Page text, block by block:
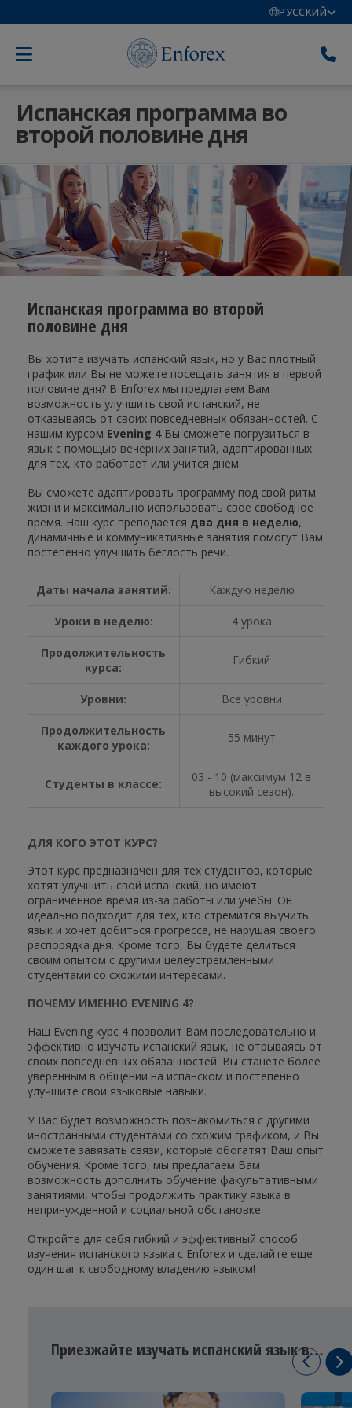
РУССКИЙ
Испанская программа во
второй половине дня
Испанская программа во второй
половине дня
Вы хотите изучать испанский язык, но у Вас плотный
график или Вы не можете посещать занятия в первой
половине дня? В Enforex мы предлагаем Вам
возможность улучшить свой испанский, не
отказываясь от своих повседневных обязанностей. С
нашим курсом Evening 4Вы сможете погрузиться в
язык с помощью вечерних занятий, адаптированных
для тех, кто работает или учится днем.
Вы сможете адаптировать программу под свой ритм
жизни и максимально использовать свое свободное
время. Наш курс преподается два дня в неделю,
динамичные и коммуникативные занятия помогут Вам
постепенно улучшить беглость речи.
Даты начала занятий: Каждую неделю
Уроки в неделю: 4 урока
Продолжительность
курса:
Гибкий
Уровни: Все уровни
Продолжительность
каждого урока:
55 минут
Студенты в классе:
03 - 10 (максимум 12 в
высокий сезон).
ДЛЯ КОГО ЭТОТ КУРС?
Этот курс предназначен для тех студентов, которые
хотят улучшить свой испанский, но имеют
ограниченное время из-за работы или учебы. Он
идеально подходит для тех, кто стремится выучить
язык и хочет добиться прогресса, не нарушая своего
распорядка дня. Кроме того, Вы будете делиться
своим опытом с другими целеустремленными
студентами со схожими интересами.
ПОЧЕМУ ИМЕННО EVENING 4?
Наш Evening курс 4 позволит Вам последовательно и
эффективно изучать испанский язык, не отрываясь от
своих повседневных обязанностей. Вы станете более
уверенным в общении на испанском и постепенно
улучшите свои языковые навыки.
У Вас будет возможность познакомиться с другими
иностранными студентами со схожим графиком, и Вы
сможете завязать связи, которые обогатят Ваш опыт
обучения. Кроме того, мы предлагаем Вам
возможность дополнить обучение факультативными
занятиями, чтобы продолжить практику языка в
непринужденной и социальной обстановке.
Откройте для себя гибкий и эффективный способ
изучения испанского языка с Enforex и сделайте еще
один шаг к свободному владению языком!
Приезжайте изучать испанский язык в…